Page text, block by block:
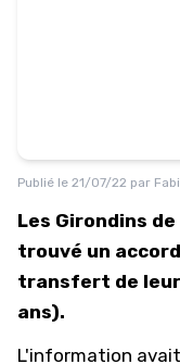
Publié le 21/07/22 par
Les Girondins
trouvé un
transfert de leur
ans).
L'information